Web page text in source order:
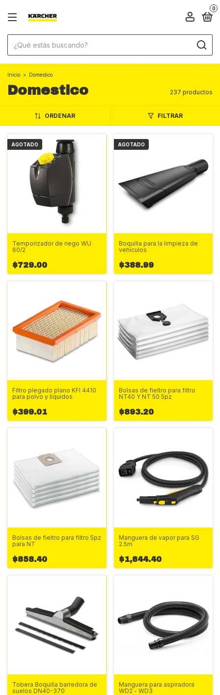
0
Inicio > Domestico
Domestico 237 productos
ORDENAR FILTRAR
AGOTADO
Temporizador de riego WU
60/2
$729.00
AGOTADO
Boquilla para la limpieza de
vehículos
$388.99
Filtro plegado plano KFI 4410
para polvo y líquidos
$399.01
Bolsas de fieltro para filtro
NT40 Y NT 50 5pz
$893.20
Bolsas de fieltro para filtro 5pz
para NT
$858.40
Manguera de vapor para SG
2.5m
$1,844.40
Tobera Boquilla barredora de
suelos DN40-370
Manguera para aspiradora
WD2 - WD3